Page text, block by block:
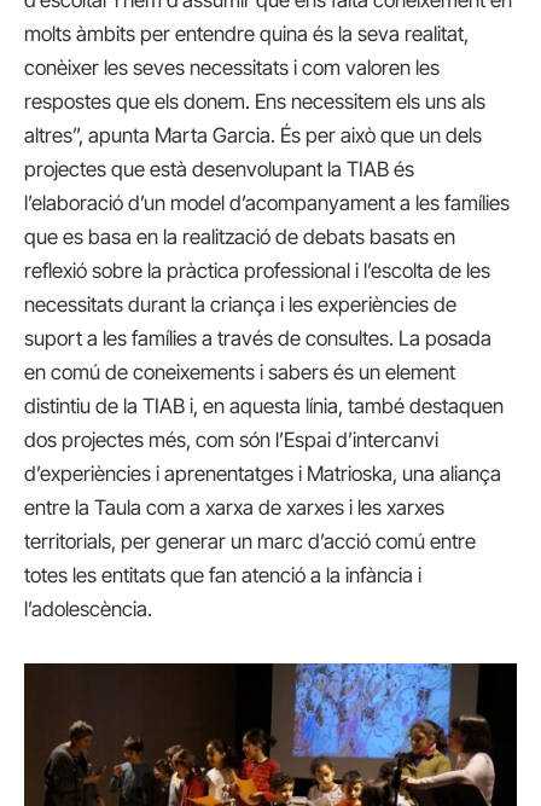
molts àmbits per entendre quina és la seva realitat,
conèixer les seves necessitats i com valoren les
respostes que els donem. Ens necessitem els uns als
altres”, apunta Marta Garcia. És per això que un dels
projectes que està desenvolupant la TIAB és
l’elaboració d’un model d’acompanyament a les famílies
que es basa en la realització de debats basats en
reflexió sobre la pràctica professional i l’escolta de les
necessitats durant la criança i les experiències de
suport a les famílies a través de consultes. La posada
en comú de coneixements i sabers és un element
distintiu de la TIAB i, en aquesta línia, també destaquen
dos projectes més, com són l’Espai d’intercanvi
d’experiències i aprenentatges i Matrioska, una aliança
entre la Taula com a xarxa de xarxes i les xarxes
territorials, per generar un marc d’acció comú entre
totes les entitats que fan atenció a la infància i
l’adolescència.